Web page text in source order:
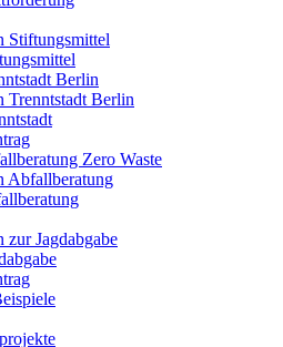
Stiftungsmittel
Berlin
Trenntstadt Berlin
Zero Waste
Abfallberatung
zur Jagdabgabe